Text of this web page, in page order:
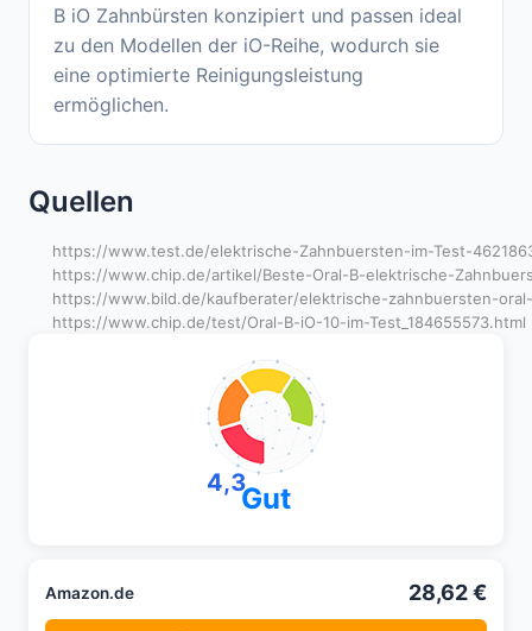
B iO Zahnbürsten konzipiert und passen ideal
zu den Modellen der iO-Reihe, wodurch sie
eine optimierte Reinigungsleistung
ermöglichen.
Quellen
https://www.test.de/elektrische-Zahnbuersten-im-Test-
https://www.chip.de/artikel/Beste-Oral-B-elektrische-
https://www.bild.de/kaufberater/elektrische-zahnbuersten-
https://www.chip.de/test/Oral-B-iO-10-im-Test_184655573.html
4,3Gut
Amazon.de 28,62 €